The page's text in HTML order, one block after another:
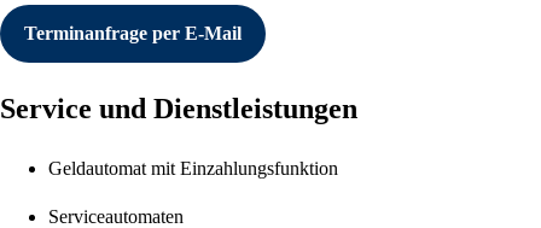
Terminanfrage per E-Mail
Service und Dienstleistungen
Geldautomat mit Einzahlungsfunktion
Serviceautomaten